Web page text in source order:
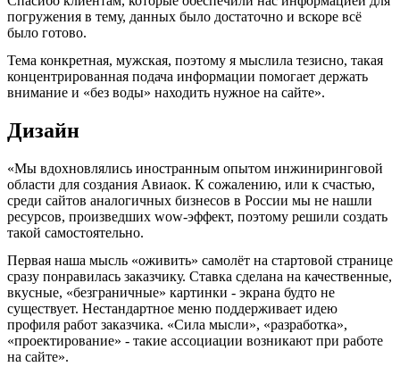
погружения в тему, данных было достаточно и вскоре всё
было готово.
Тема конкретная, мужская, поэтому я мыслила тезисно, такая
концентрированная подача информации помогает держать
внимание и «без воды» находить нужное на сайте».
Дизайн
«Мы вдохновлялись иностранным опытом инжиниринговой
области для создания Авиаок. К сожалению, или к счастью,
среди сайтов аналогичных бизнесов в России мы не нашли
ресурсов, произведших wow-эффект, поэтому решили создать
такой самостоятельно.
Первая наша мысль «оживить» самолёт на стартовой странице
сразу понравилась заказчику. Ставка сделана на качественные,
вкусные, «безграничные» картинки - экрана будто не
существует. Нестандартное меню поддерживает идею
профиля работ заказчика. «Сила мысли», «разработка»,
«проектирование» - такие ассоциации возникают при работе
на сайте».